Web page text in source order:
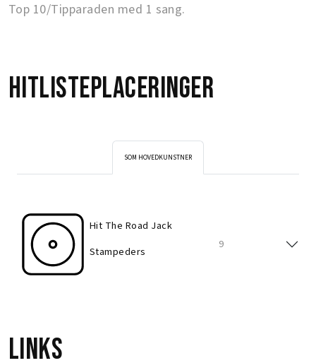
Top 10/Tipparaden med 1 sang.
Hitlisteplaceringer
SOM HOVEDKUNSTNER
Hit The Road Jack
Stampeders
9
Links